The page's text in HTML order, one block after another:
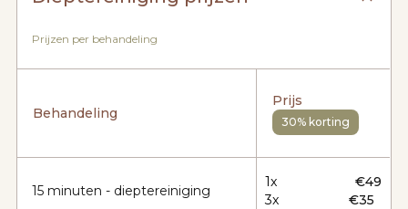
Prijzen per behandeling
Behandeling
Prijs
30% korting
15 minuten - dieptereiniging
1x
€49
3x
€35